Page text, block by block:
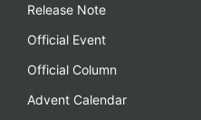
Release Note
Official Event
Official Column
Advent Calendar